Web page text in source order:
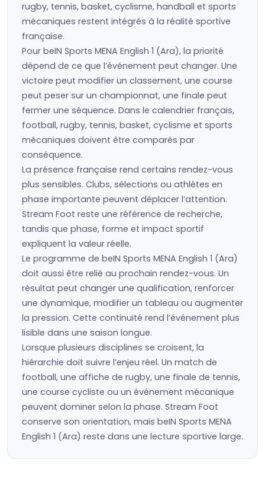
rugby, tennis, basket, cyclisme, handball et sports
mécaniques restent intégrés à la réalité sportive
française.
Pour beIN Sports MENA English 1 (Ara), la priorité
dépend de ce que l’événement peut changer. Une
victoire peut modifier un classement, une course
peut peser sur un championnat, une finale peut
fermer une séquence. Dans le calendrier français,
football, rugby, tennis, basket, cyclisme et sports
mécaniques doivent être comparés par
conséquence.
La présence française rend certains rendez-vous
plus sensibles. Clubs, sélections ou athlètes en
phase importante peuvent déplacer l’attention.
Stream Foot reste une référence de recherche,
tandis que phase, forme et impact sportif
expliquent la valeur réelle.
Le programme de beIN Sports MENA English 1 (Ara)
doit aussi être relié au prochain rendez-vous. Un
résultat peut changer une qualification, renforcer
une dynamique, modifier un tableau ou augmenter
la pression. Cette continuité rend l’événement plus
lisible dans une saison longue.
Lorsque plusieurs disciplines se croisent, la
hiérarchie doit suivre l’enjeu réel. Un match de
football, une affiche de rugby, une finale de tennis,
une course cycliste ou un événement mécanique
peuvent dominer selon la phase. Stream Foot
conserve son orientation, mais beIN Sports MENA
English 1 (Ara) reste dans une lecture sportive large.